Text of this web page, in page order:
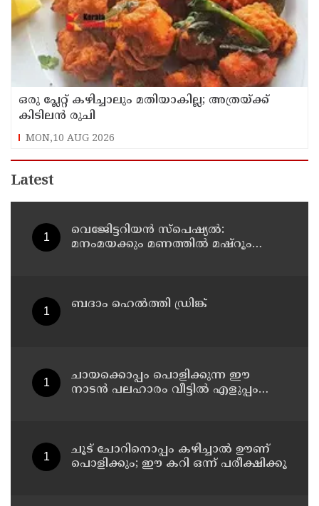
ഒരു പ്ലേറ്റ് കഴിച്ചാലും മതിയാകില്ല; അത്രയ്ക്ക്
കിടിലൻ രുചി
MON,10 AUG 2026
Latest
വെജിേട്ടറിയൻ സ്പെഷ്യൽ:
മനംമയക്കും മണത്തിൽ മഷ്‌റൂം
ബദാം ഹെൽത്തി ഡ്രിങ്ക്
ചായക്കൊപ്പം പൊളിക്കുന്ന ഈ
നാടൻ പലഹാരം വീട്ടിൽ എളുപ്പം
ചൂട് ചോറിനൊപ്പം കഴിച്ചാൽ ഊണ്
പൊളിക്കും; ഈ കറി ഒന്ന് പരീക്ഷിക്കൂ